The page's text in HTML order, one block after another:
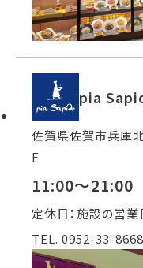
pia
佐賀県佐賀市兵庫
F
11:00～21:00
定休日：施設の営業
TEL. 0952-33-8668